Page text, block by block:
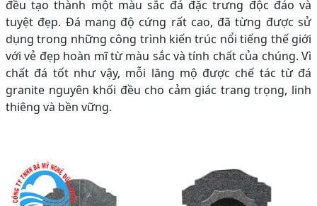
đều tạo thành một màu sắc đá đặc trưng độc đáo và
tuyệt đẹp. Đá mang độ cứng rất cao, đã từng được sử
dụng trong những công trình kiến trúc nổi tiếng thế giới
với vẻ đẹp hoàn mĩ từ màu sắc và tính chất của chúng. Vì
chất đá tốt như vậy, mỗi lăng mộ được chế tác từ đá
granite nguyên khối đều cho cảm giác trang trọng, linh
thiêng và bền vững.